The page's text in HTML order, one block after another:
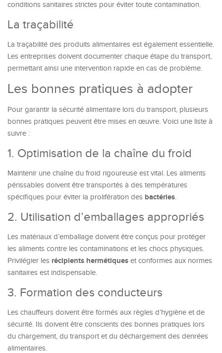
conditions sanitaires strictes pour éviter toute contamination.
La traçabilité
La traçabilité des produits alimentaires est également essentielle.
Les entreprises doivent documenter chaque étape du transport,
permettant ainsi une intervention rapide en cas de problème.
Les bonnes pratiques à adopter
Pour garantir la sécurité alimentaire lors du transport, plusieurs
bonnes pratiques peuvent être mises en œuvre. Voici une liste à
suivre :
1. Optimisation de la chaîne du froid
Maintenir une chaîne du froid rigoureuse est vital. Les aliments
périssables doivent être transportés à des températures
spécifiques pour éviter la prolifération des bactéries.
2. Utilisation d’emballages appropriés
Les matériaux d’emballage doivent être conçus pour protéger
les aliments contre les contaminations et les chocs physiques.
Privilégier les récipients hermétiques et conformes aux normes
sanitaires est indispensable.
3. Formation des conducteurs
Les chauffeurs doivent être formés aux règles d’hygiène et de
sécurité. Ils doivent être conscients des bonnes pratiques lors
du chargement, du transport et du déchargement des denrées
alimentaires.